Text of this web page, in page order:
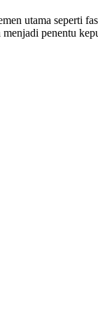
utama seperti
penentu